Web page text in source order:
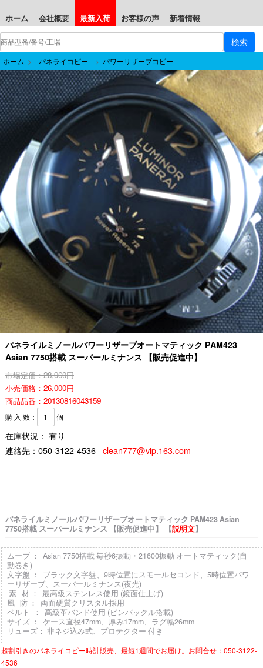
ホーム 会社概要 最新入荷 お客様の声 新着情報
ホーム > パネライコピー > パワーリザーブコピー
パネライルミノールパワーリザーブオートマティック PAM423
Asian 7750搭載 スーパールミナンス 【販売促進中】
市場定価：28,960円
小売価格：26,000円
商品品番：20130816043159
購 入 数： 個
在庫状況： 有り
連絡先： 050-3122-4536 clean777@vip.163.com
パネライルミノールパワーリザーブオートマティック PAM423 Asian
7750搭載 スーパールミナンス 【販売促進中】 【説明文】
ムーブ ： Asian 7750搭載 毎秒6振動・21600振動 オートマティック(自
動巻き)
文字盤 ： ブラック文字盤、9時位置にスモールセコンド、5時位置パワ
ーリザーブ、スーパールミナンス(夜光)
素 材 ： 最高級ステンレス使用 (鏡面仕上げ)
風 防 ： 両面硬質クリスタル採用
ベルト ： 高級革バンド使用 (ピンバックル搭載)
サイズ ： ケース直径47mm、厚み17mm、ラグ幅26mm
リューズ： 非ネジ込み式、プロテクター 付き
超割引きのパネライコピー時計販売、最短1週間でお届け。お問合せ：050-3122-
4536